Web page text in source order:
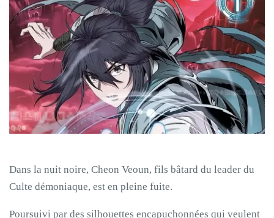
Dans la nuit noire, Cheon Veoun, fils bâtard du leader du
Culte démoniaque, est en pleine fuite.
Poursuivi par des silhouettes encapuchonnées qui veulent